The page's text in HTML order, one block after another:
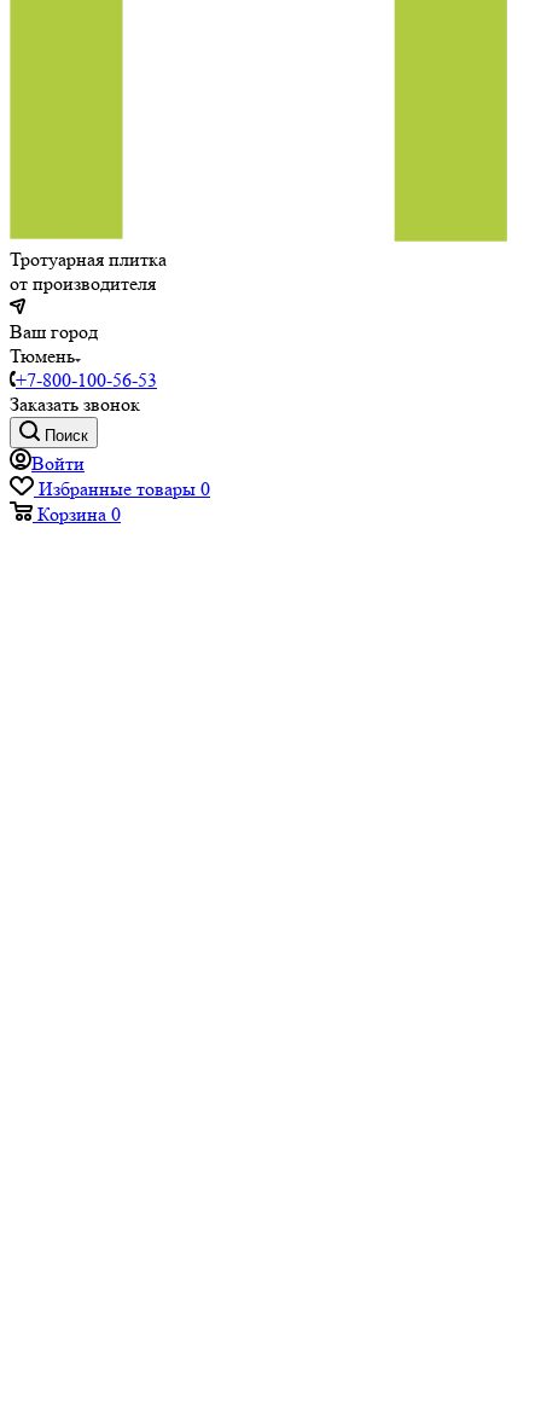
Тротуарная плитка
от производителя
Ваш город
Тюмень
+7-800-100-56-53
Заказать звонок
Поиск
Войти
Избранные товары 0
Корзина 0